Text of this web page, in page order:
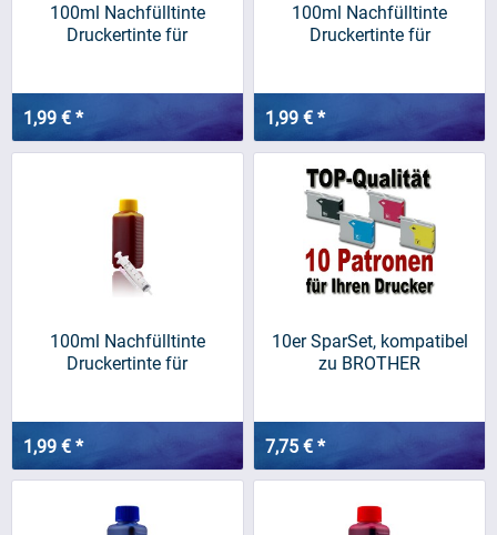
100ml Nachfülltinte
Druckertinte für
1,99 € *
100ml Nachfülltinte
Druckertinte für
1,99 € *
100ml Nachfülltinte
Druckertinte für
1,99 € *
10er SparSet, kompatibel
zu BROTHER
7,75 € *